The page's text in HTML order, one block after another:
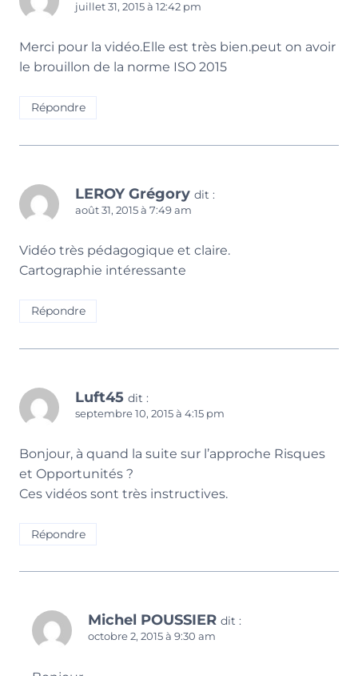
juillet 31, 2015 à 12:42 pm
Merci pour la vidéo.Elle est très bien.peut on avoir
le brouillon de la norme ISO 2015
Répondre
LEROY Grégory dit :
août 31, 2015 à 7:49 am
Vidéo très pédagogique et claire.
Cartographie intéressante
Répondre
Luft45 dit :
septembre 10, 2015 à 4:15 pm
Bonjour, à quand la suite sur l’approche Risques
et Opportunités ?
Ces vidéos sont très instructives.
Répondre
Michel POUSSIER dit :
octobre 2, 2015 à 9:30 am